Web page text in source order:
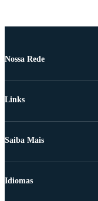
Nossa Rede
Links
Saiba Mais
Idiomas